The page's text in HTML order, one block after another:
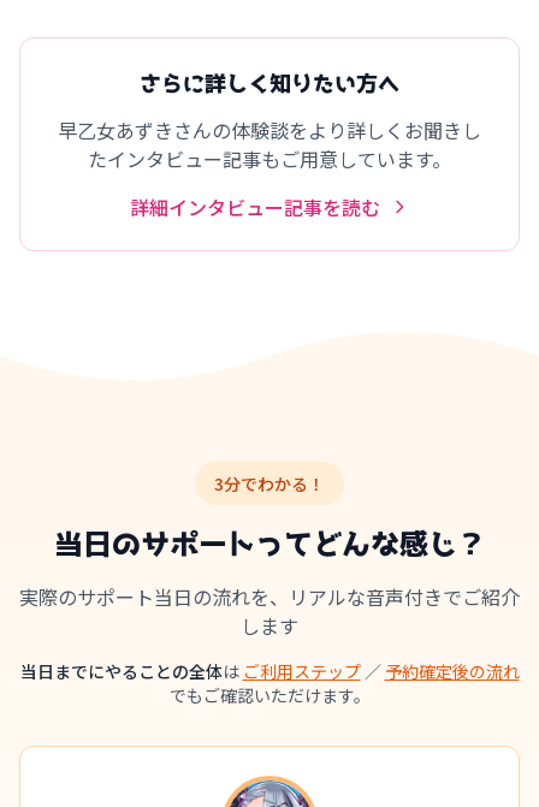
さらに詳しく知りたい方へ
早乙女あずきさんの体験談をより詳しくお聞きし
たインタビュー記事もご用意しています。
詳細インタビュー記事を読む
3分でわかる！
当日のサポートってどんな感じ？
実際のサポート当日の流れを、リアルな音声付きでご紹介
します
当日までにやることの全体は ご利用ステップ ／ 予約確定後の流れ
でもご確認いただけます。